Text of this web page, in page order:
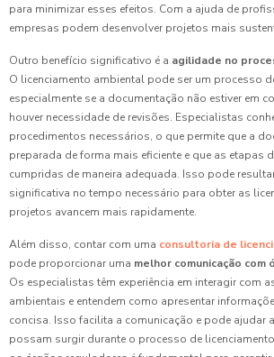
para minimizar esses efeitos. Com a ajuda de
empresas podem desenvolver projetos mais
Outro benefício significativo é a agilidade no
O licenciamento ambiental pode ser um processo
especialmente se a documentação não estiver em
houver necessidade de revisões. Especialistas
procedimentos necessários, o que permite que a
preparada de forma mais eficiente e que as etapas
cumpridas de maneira adequada. Isso pode
significativa no tempo necessário para obter as
projetos avancem mais rapidamente.
Além disso, contar com uma consultoria de
pode proporcionar uma melhor comunicação
Os especialistas têm experiência em interagir com
ambientais e entendem como apresentar
concisa. Isso facilita a comunicação e pode ajudar
possam surgir durante o processo de